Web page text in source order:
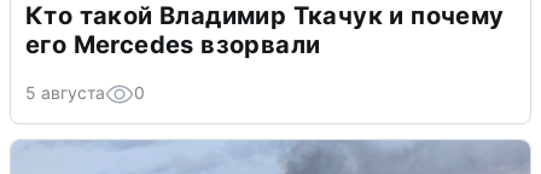
Кто такой Владимир Ткачук и почему
его Mercedes взорвали
5 августа 0